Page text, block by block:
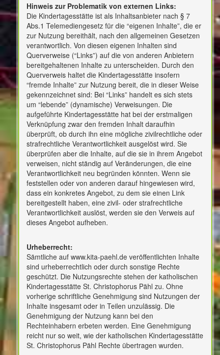
Hinweis zur Problematik von externen Links:
Die Kindertagesstätte ist als Inhaltsanbieter nach § 7
Abs.1 Telemediengesetz für die “eigenen Inhalte”, die er
zur Nutzung bereithält, nach den allgemeinen Gesetzen
verantwortlich. Von diesen eigenen Inhalten sind
Querverweise (“Links”) auf die von anderen Anbietern
bereitgehaltenen Inhalte zu unterscheiden. Durch den
Querverweis haltet die Kindertagesstätte insofern
“fremde Inhalte” zur Nutzung bereit, die in dieser Weise
gekennzeichnet sind: Bei “Links” handelt es sich stets
um “lebende” (dynamische) Verweisungen. Die
aufgeführte Kindertagesstätte hat bei der erstmaligen
Verknüpfung zwar den fremden Inhalt daraufhin
überprüft, ob durch ihn eine mögliche zivilrechtliche oder
strafrechtliche Verantwortlichkeit ausgelöst wird. Sie
überprüfen aber die Inhalte, auf die sie in ihrem Angebot
verweisen, nicht ständig auf Veränderungen, die eine
Verantwortlichkeit neu begründen könnten. Wenn sie
feststellen oder von anderen darauf hingewiesen wird,
dass ein konkretes Angebot, zu dem sie einen Link
bereitgestellt haben, eine zivil- oder strafrechtliche
Verantwortlichkeit auslöst, werden sie den Verweis auf
dieses Angebot aufheben.
Urheberrecht:
Sämtliche auf www.kita-paehl.de veröffentlichten Inhalte
sind urheberrechtlich oder durch sonstige Rechte
geschützt. Die Nutzungsrechte stehen der katholischen
Kindertagesstätte St. Christophorus Pähl zu. Ohne
vorherige schriftliche Genehmigung sind Nutzungen der
Inhalte insgesamt oder in Teilen unzulässig. Die
Genehmigung der Nutzung kann bei den
Rechteinhabern erbeten werden. Eine Genehmigung
reicht nur so weit, wie der katholischen Kindertagesstätte
St. Christophorus Pähl Rechte übertragen wurden.